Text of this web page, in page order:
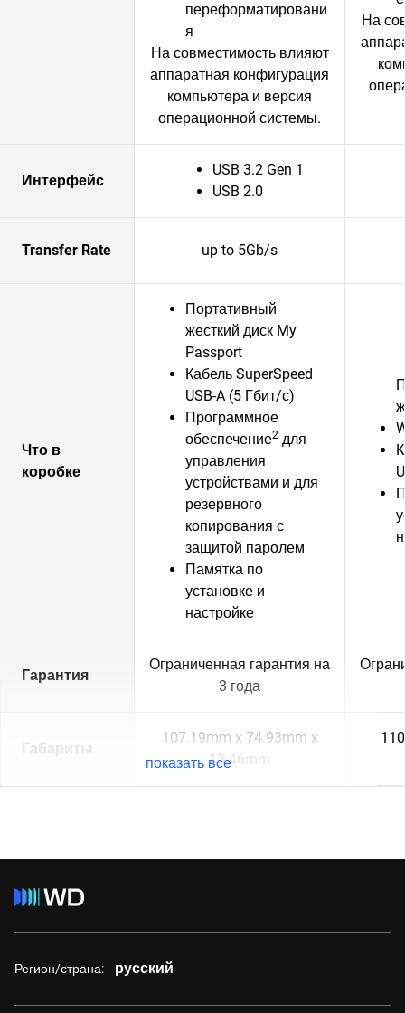
переформатировани
я
На совместимость влияют
аппаратная конфигурация
компьютера и версия
операционной системы.
На
Интерфейс
USB 3.2 Gen 1
USB 2.0
Transfer Rate up to 5Gb/s
Что в
коробке
Портативный
жесткий диск My
Passport
Кабель SuperSpeed
USB-A (5 Гбит/с)
Программное
обеспечение2 для
управления
устройствами и для
резервного
копирования с
защитой паролем
Памятка по
установке и
настройке
Гарантия
Ограниченная гарантия на
3 года
Габариты
107.19mm x 74.93mm x
13.46mm
показать все
Регион/страна: русский